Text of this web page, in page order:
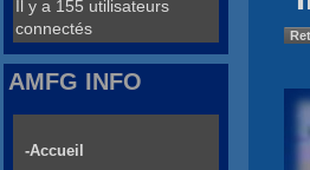
Il y a 155 utilisateurs
connectés
AMFG INFO
-Accueil